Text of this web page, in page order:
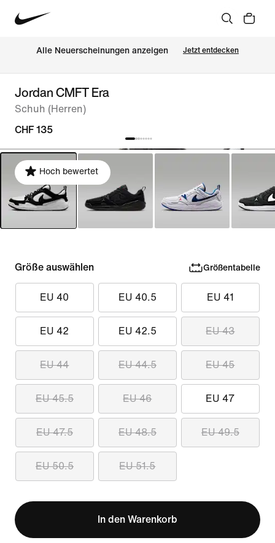
Alle Neuerscheinungen anzeigen Jetzt entdecken
Jordan CMFT Era
Schuh (Herren)
CHF 135
Hoch bewertet
Größe auswählen Größentabelle
EU 40 EU 40.5 EU 41
EU 42 EU 42.5 EU 43
EU 44 EU 44.5 EU 45
EU 45.5 EU 46 EU 47
EU 47.5 EU 48.5 EU 49.5
EU 50.5 EU 51.5
In den Warenkorb